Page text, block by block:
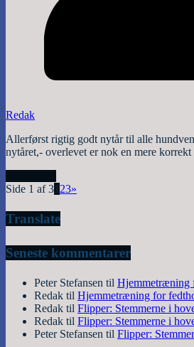
Redak
Allerførst rigtig godt nytår til alle
nytåret,- overlevet er nok en mere
Side 1 af 31 23»
Translate
Seneste kommentarer
Peter Stefansen til Hjemmetræning
Redak til Hjemmetræning for
Redak til Flipper: Stemmerne i
Redak til Flipper: Stemmerne i
Peter Stefansen til Flipper: